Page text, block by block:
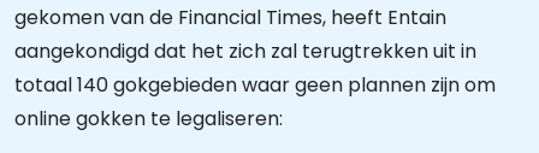
gekomen van de Financial Times, heeft Entain
aangekondigd dat het zich zal terugtrekken uit in
totaal 140 gokgebieden waar geen plannen zijn om
online gokken te legaliseren: